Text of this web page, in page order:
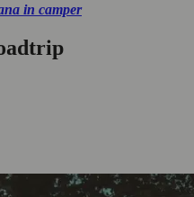
in camper